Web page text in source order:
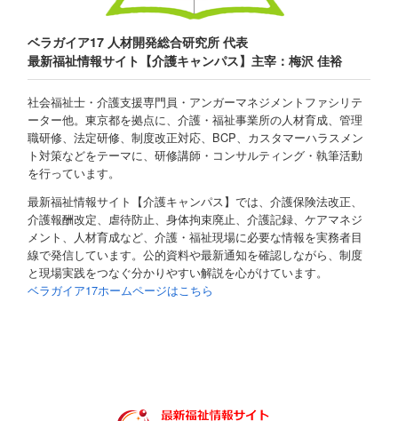
ベラガイア17 人材開発総合研究所 代表
最新福祉情報サイト【介護キャンパス】主宰：梅沢 佳裕
社会福祉士・介護支援専門員・アンガーマネジメントファシリテ
ーター他。東京都を拠点に、介護・福祉事業所の人材育成、管理
職研修、法定研修、制度改正対応、BCP、カスタマーハラスメン
ト対策などをテーマに、研修講師・コンサルティング・執筆活動
を行っています。
最新福祉情報サイト【介護キャンパス】では、介護保険法改正、
介護報酬改定、虐待防止、身体拘束廃止、介護記録、ケアマネジ
メント、人材育成など、介護・福祉現場に必要な情報を実務者目
線で発信しています。公的資料や最新通知を確認しながら、制度
と現場実践をつなぐ分かりやすい解説を心がけています。
ベラガイア17ホームページはこちら